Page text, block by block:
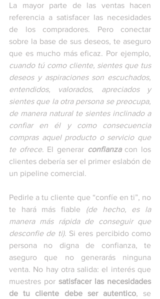
La mayor parte de las ventas hacen
referencia a satisfacer las necesidades
de los compradores. Pero conectar
sobre la base de sus deseos, te aseguro
cuando tú como cliente, sientes que tus
deseos y aspiraciones son escuchados,
entendidos, valorados, apreciados y
sientes que la otra persona se preocupa,
de manera natural te sientes inclinado a
confiar en él y como consecuencia
compras aquel producto o servicio que
te ofrece. El generar confianza con los
clientes debería ser el primer eslabón de
un pipeline comercial.
Pedirle a tu cliente que “confíe en ti”, no
te hará más fiable (de hecho, es la
manera más rápida de conseguir que
desconfie de ti). Si eres percibido como
persona no digna de confianza, te
aseguro que no generarás ninguna
venta. No hay otra salida: el interés que
muestres por satisfacer las necesidades
de tu cliente debe ser autentico